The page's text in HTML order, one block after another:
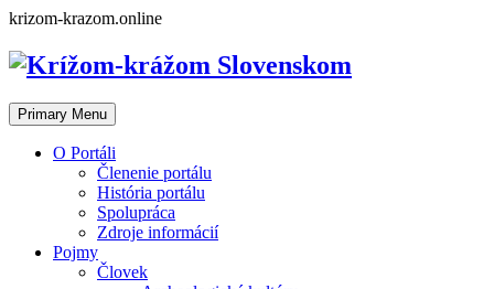
Skip
content
krizom-krazom.online
Primary Menu
O Portáli
Členenie portálu
História portálu
Spolupráca
Zdroje informácií
Pojmy
Človek